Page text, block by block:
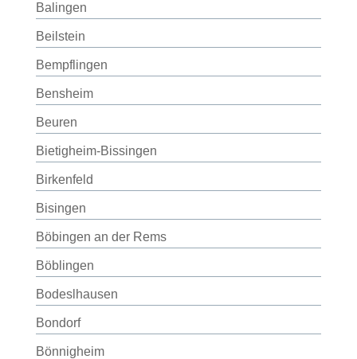
Balingen
Beilstein
Bempflingen
Bensheim
Beuren
Bietigheim-Bissingen
Birkenfeld
Bisingen
Böbingen an der Rems
Böblingen
Bodeslhausen
Bondorf
Bönnigheim